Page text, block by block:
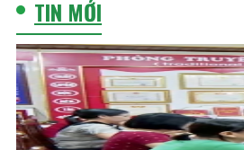
TIN MỚI